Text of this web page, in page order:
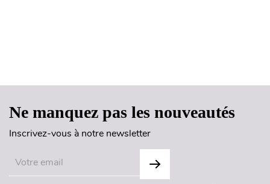
Ne manquez pas les nouveautés
Inscrivez-vous à notre newsletter